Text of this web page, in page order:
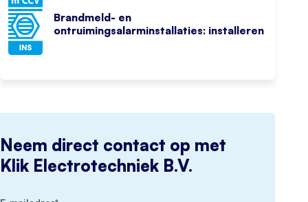
Neem direct contact op met
Klik Electrotechniek B.V.
Brandmeld- en
ontruimingsalarminstallaties: installeren